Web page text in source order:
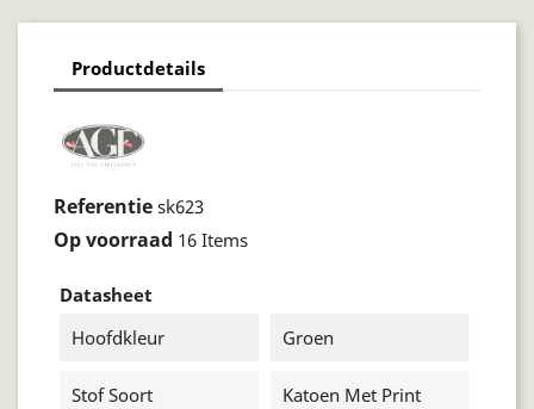
Productdetails
Referentie sk623
Op voorraad 16 Items
Datasheet
Hoofdkleur
Groen
Stof Soort Katoen Met Print